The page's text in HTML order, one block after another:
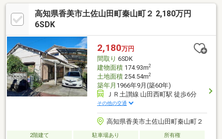
ので、2階に上がらない生活も可能です。2009年頃に大規模なリ
フォームを実施し、水回り、内装、間取り変更などを行っており
ます。数年前にも屋根の工事を実施して、メンテナンスをして丁
照明器具もそのままお渡しします。太陽光発電システム付きで
す。
高知県香美市土佐山田町秦山町２ 2,180万円
6SDK
2,180万円
間取り 6SDK
建物面積174.93m2
土地面積254.54m2
築年月 1966年9月(築60年)
ＪＲ土讃線 山田西町駅 徒歩6分
その他の交通
高知県香美市土佐山田町秦山町２
2階建て 駐車場あり 所有権